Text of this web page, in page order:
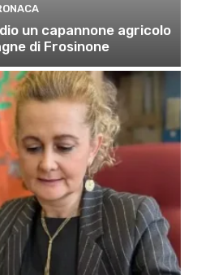
un capannone agricolo
di Frosinone